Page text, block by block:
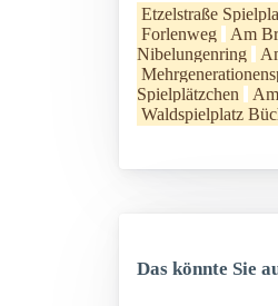
Etzelstraße
Forlenweg
Am
Nibelungenring
Spielplätzchen
Waldspielplatz
Das könnte Sie